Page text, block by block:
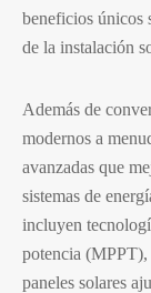
beneficios únicos
de la instalación
Además de
modernos a
avanzadas que
sistemas de
incluyen
potencia (MPPT),
paneles solares